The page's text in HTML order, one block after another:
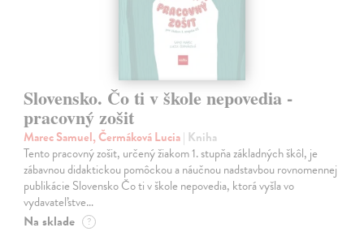
Slovensko. Čo ti v škole nepovedia -
pracovný zošit
Marec Samuel, Čermáková Lucia| Kniha
Tento pracovný zošit, určený žiakom 1. stupňa základných škôl, je
zábavnou didaktickou pomôckou a náučnou nadstavbou rovnomennej
publikácie Slovensko Čo ti v škole nepovedia, ktorá vyšla vo
vydavateľstve…
Na sklade ?